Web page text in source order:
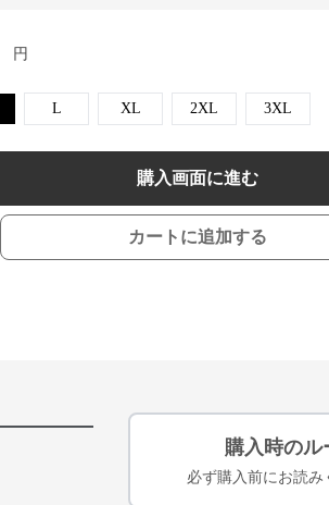
円
L XL 2XL 3XL
購入画面に進む
カートに追加する
購入時のル
必ず購入前にお読み